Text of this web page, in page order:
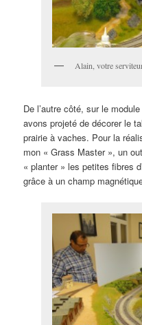
Alain, votre
De l’autre côté, sur le
avons projeté de décorer
prairie à vaches. Pour la
mon « Grass Master », un
« planter » les petites fibres
grâce à un champ